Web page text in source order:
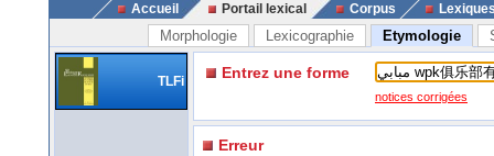
Accueil Portail lexical Corpus
Morphologie Lexicographie Etymologie
TLFi Entrez une forme
notices corrigées
Erreur